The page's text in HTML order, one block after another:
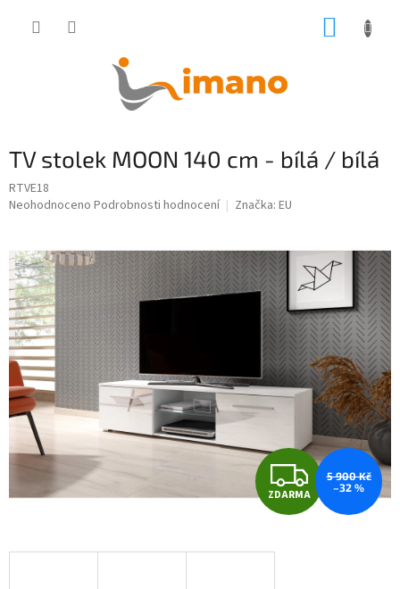
TV stolek MOON 140 cm - bílá / bílá
RTVE18
Průměrné
je
0,0
z
5
hvězdiček.
Neohodnoceno Podrobnosti hodnocení Značka: EU
Z
D
ZDARMA
5 900 Kč
–32 %